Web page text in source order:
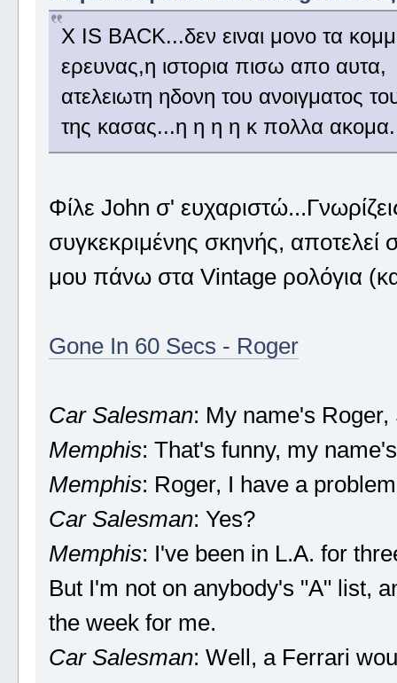
Χ IS BACK...δεν ειναι μονο τα
ερευνας,η ιστορια πισω απο
ατελειωτη ηδονη του ανοιγματος
της κασας...η η η η κ πολλα
Φίλε John σ'
συγκεκριμένης σκηνής, αποτελεί
μου πάνω στα Vintage ρολόγια
Gone In 60 Secs - Roger
Car Salesman: My name's
Memphis: That's funny, my
Memphis: Roger, I have a
Car Salesman: Yes?
Memphis: I've been in L.A. for
But I'm not on anybody's "A" list,
the week for me.
Car Salesman: Well, a Ferrari